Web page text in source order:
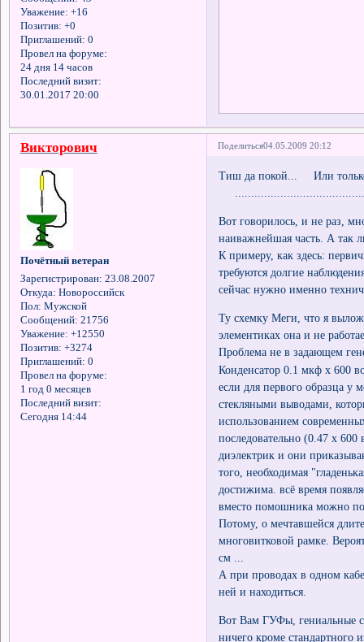
Уважение: +16
Позитив: +0
Приглашений: 0
Провел на форуме:
24 дня 14 часов
Последний визит:
30.01.2017 20:00
Поделиться04.05.2009 20:12
Викторович
Почётный ветеран
Зарегистрирован: 23.08.2007
Откуда: Новороссийск
Пол: Мужской
Сообщений: 21756
Уважение: +12550
Позитив: +3274
Приглашений: 0
Провел на форуме:
1 год 0 месяцев
Последний визит:
Сегодня 14:44
Тиш да покой... Или
Вот говорилось, и не раз,
наиважнейшая часть. А так
К примеру, как здесь:
требуются долгие
сейчас нужно именно
Ту схемку Меги, что я
элементиках она и не
Проблема не в задающем
Конденсатор 0.1 мкф х 600
если для первого образца у
стекляными выводами,
использованием
последовательно (0.47 х
диэлектрик и они
того, необходимая
достижима. всё время
вместо помошника можно
Потому, о мечтавшейся
многовитковой рамке.
см ...
А при проводах в одном
ней и находиться.
Вот Вам ГУФы, гениальные
ничего кроме стандартного